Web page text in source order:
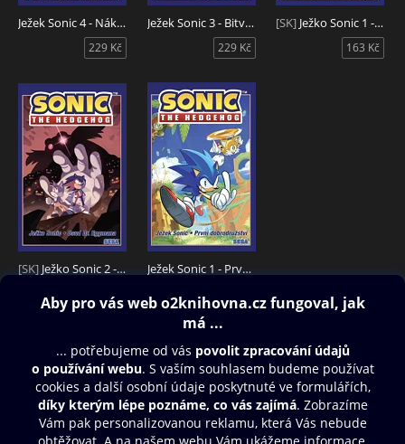
Ježek Sonic 4 - Nákaza
229 Kč
Ježek Sonic 3 - Bitva o Angel Island
229 Kč
[SK] Ježko Sonic 1 - Prvé dobrodružstvo
163 Kč
[SK] Ježko Sonic 2 - Osud Dr. Eggmana
163 Kč
Ježek Sonic 1 - První dobrodružství
Obsah ke stažení
Moje O2 Knihovna
Další zábava